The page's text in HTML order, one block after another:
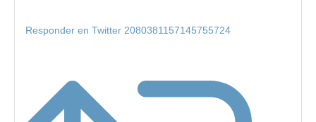
Responder en Twitter 2080381157145755724